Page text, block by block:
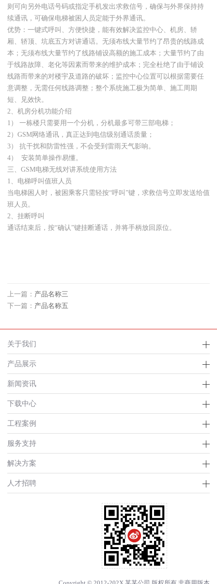
则可向另外电话号码或指定手机发出求救信号，确保与外界保持持
续通讯，可确保电梯被困人员定能于外界通讯。
优势：一键式呼叫、方便快捷，能有效解决监控中心、机房、轿
厢、轿顶、坑底五方对讲通话。无须布线大量节约了昂贵的线路成
本；无须布线大量节约了线路铺设高额的施工成本；大量节约了由
于线路故障、老化等因素而带来的维护成本；完全杜绝了由于铺设
线路而带来的对楼宇及道路的破坏；监控中心位置可以根据需要任
意调整，无需任何线路调整；整个系统施工极为简单、施工周期
短、见效快。
2、机房分机功能介绍
1） 一栋楼只需要用一个分机，分机最多可带三部电梯；
2）GSM网络通讯，真正达到电信级别通话质量；
3） 抗干扰和防雷性强，不会受到雷雨天气影响。
4） 安装简单操作易懂。
三、GSM电梯无线对讲系统使用方法
1、电梯呼叫值班人员
当电梯困人时，被困乘客只需轻按“呼叫”键，求救信号立即发送给值
班人员。
2、挂断呼叫
通话结束后，按“确认”键挂断通话，并将手柄放回原位。
上一篇： 产品名称三
下一篇： 产品名称五
关于我们
产品展示
新闻资讯
下载中心
工程案例
服务支持
解决方案
人才招聘